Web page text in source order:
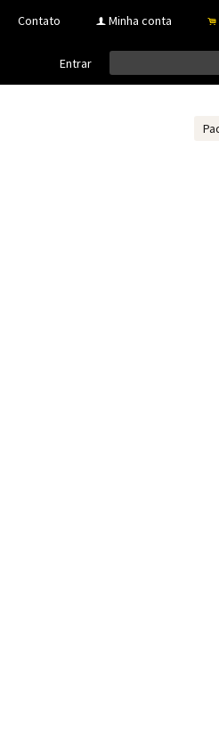
Contato f Minha conta .
Entrar